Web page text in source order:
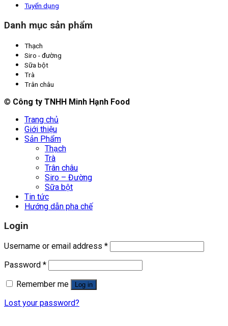
Tuyển dụng
Danh mục sản phẩm
Thạch
Siro - đường
Sữa bột
Trà
Trân châu
© Công ty TNHH Minh Hạnh Food
Trang chủ
Giới thiệu
Sản Phẩm
Thạch
Trà
Trân châu
Siro – Đường
Sữa bột
Tin tức
Hướng dẫn pha chế
Login
Username or email address *
Password *
Remember me
Log in
Lost your password?